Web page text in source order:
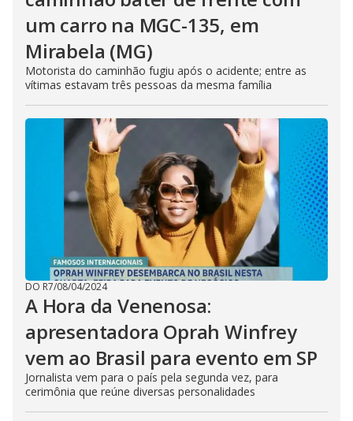
um carro na MGC-135, em
Mirabela (MG)
Motorista do caminhão fugiu após o acidente; entre as
vítimas estavam três pessoas da mesma família
DO R7/08/04/2024
A Hora da Venenosa:
apresentadora Oprah Winfrey
vem ao Brasil para evento em SP
Jornalista vem para o país pela segunda vez, para
cerimônia que reúne diversas personalidades